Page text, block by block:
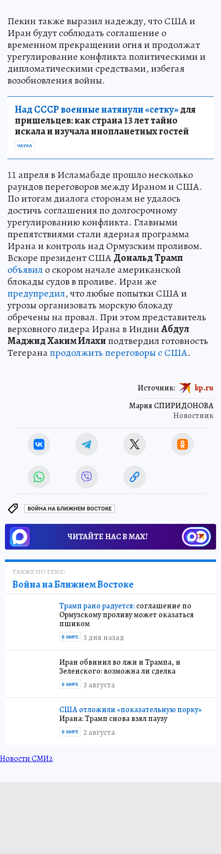
Пекин также выразил надежду, что США и
Иран будут соблюдать соглашение о
временном прекращении огня и продолжат
урегулирование конфликта политическими и
дипломатическими средствами, избегая
возобновления войны.
Над СССР военные натянули «сетку»для
пришельцев: как страна 13 лет тайно
искала и изучала инопланетных гостей
НАУКА
11 апреля в Исламабаде прошло несколько
раундов переговоров между Ираном и США.
По итогам диалога сторонам не удалось
достичь соглашения по долгосрочному
урегулированию конфликта. Главными
препятствиями стали ядерная программа
Ирана и контроль над Ормузским проливом.
Вскоре президент СШАДональд Трамп
объявил о скором начале американской
блокады судов в проливе. Иран же
предупредил, что любые попытки США и
угрозы организовать морскую блокаду
обречены на провал. При этом представитель
верховного лидера Ирана в ИндииАбдул
Маджид Хаким Илахиподтвердил готовность
Тегеранапродолжить переговоры с США.
Мария СПИРИДОНОВА
Новостник
Источник: kp.ru
ВОЙНА НА БЛИЖНЕМ ВОСТОКЕ
ЧИТАЙТЕ НАС В МАХ!
ТАКЖЕ ПО ТЕМЕ:
Война на Ближнем Востоке
Трамп рано радуется:соглашение по
Ормузскому проливу может оказаться
пшиком
3 дня назад
В МИРЕ
Иран обвинил во лжи и Трампа, и
Зеленского: возможна ли сделка
3 августа
В МИРЕ
США отложили «показательную порку»
Ирана: Трамп снова взял паузу
2 августа
В МИРЕ
Новости СМИ2